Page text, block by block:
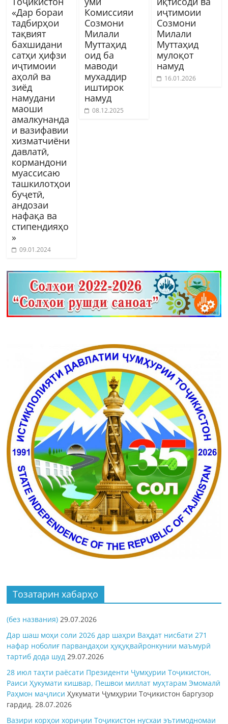
«Дар бораи
тадбирҳои
тақвият
бахшидани
сатҳи ҳифзи
иҷтимоии
аҳолӣ ва
зиёд
намудани
маоши
амалкунанда
и вазифавии
хизматчиёни
давлатӣ,
кормандони
муассисаю
ташкилотҳои
буҷетӣ,
андозаи
нафақа ва
стипендияҳо
»
09.01.2024
Комиссияи
Созмони
Милали
Муттаҳид
оид ба
маводи
мухаддир
иштирок
намуд
08.12.2025
иҷтимоии
Созмони
Милали
Муттаҳид
мулоқот
намуд
16.01.2026
Тозатарин хабарҳо
(без названия) 29.07.2026
Дар шаш моҳи соли 2026 дар шаҳри Ваҳдат нисбати 271
нафар ноболиғ парвандаҳои ҳуқуқвайронкунии маъмурӣ
тартиб дода шуд 29.07.2026
28 июл таҳти раёсати Президенти Ҷумҳурии Тоҷикистон,
Раиси Ҳукумати кишвар, Пешвои миллат муҳтарам Эмомалӣ
Раҳмон маҷлисиҲукумати Ҷумҳурии Тоҷикистон баргузор
гардид.28.07.2026
Вазири корҳои хориҷии Тоҷикистон нусхаи эътимодномаи